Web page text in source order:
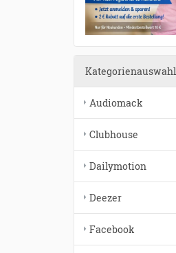
Kategorienauswahl
Audiomack
Clubhouse
Dailymotion
Deezer
Facebook